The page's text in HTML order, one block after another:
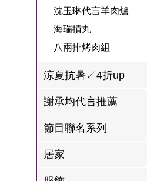
三立X信海 星
鮮蝦蝦滑
肉爐
海瑞摃丸
八兩排烤肉組
沈玉琳代言羊肉爐
海瑞摃丸
八兩排烤肉組
涼夏抗暑↙4折up
謝承均代言推薦
節目聯名系列
居家